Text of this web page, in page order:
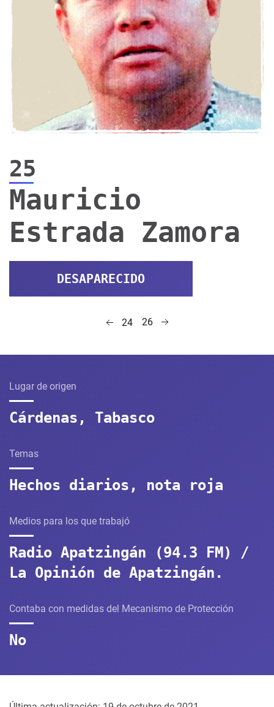
25
Mauricio
Estrada Zamora
DESAPARECIDO
24 26
Lugar de origen
Cárdenas, Tabasco
Temas
Hechos diarios, nota roja
Medios para los que trabajó
Radio Apatzingán (94.3 FM) /
La Opinión de Apatzingán.
Contaba con medidas del Mecanismo de Protección
No